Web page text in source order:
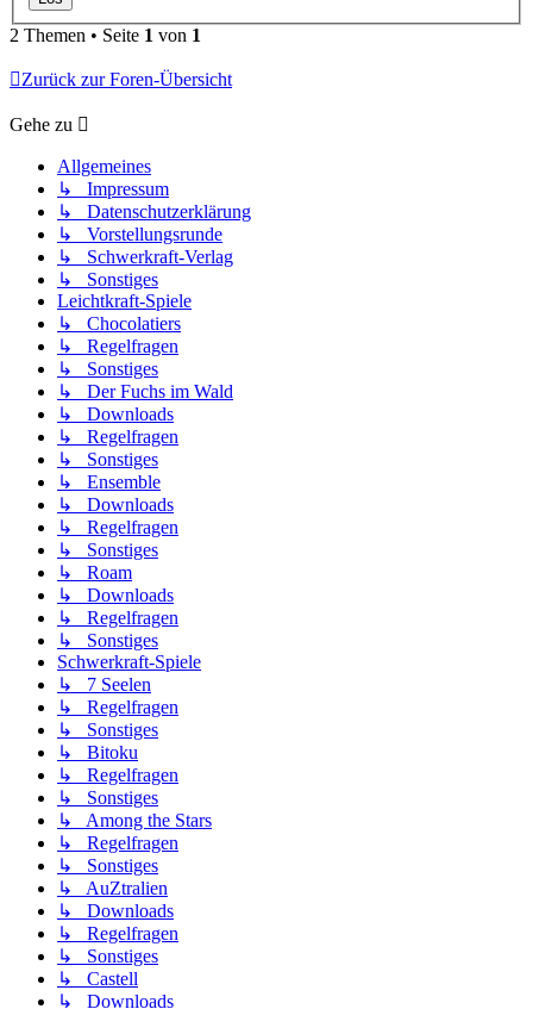
2 Themen • Seite 1 von 1
Zurück zur Foren-Übersicht
Gehe zu
Allgemeines
↳ Impressum
↳ Datenschutzerklärung
↳ Vorstellungsrunde
↳ Schwerkraft-Verlag
↳ Sonstiges
Leichtkraft-Spiele
↳ Chocolatiers
↳ Regelfragen
↳ Sonstiges
↳ Der Fuchs im Wald
↳ Downloads
↳ Regelfragen
↳ Sonstiges
↳ Ensemble
↳ Downloads
↳ Regelfragen
↳ Sonstiges
↳ Roam
↳ Downloads
↳ Regelfragen
↳ Sonstiges
Schwerkraft-Spiele
↳ 7 Seelen
↳ Regelfragen
↳ Sonstiges
↳ Bitoku
↳ Regelfragen
↳ Sonstiges
↳ Among the Stars
↳ Regelfragen
↳ Sonstiges
↳ AuZtralien
↳ Downloads
↳ Regelfragen
↳ Sonstiges
↳ Castell
↳ Downloads